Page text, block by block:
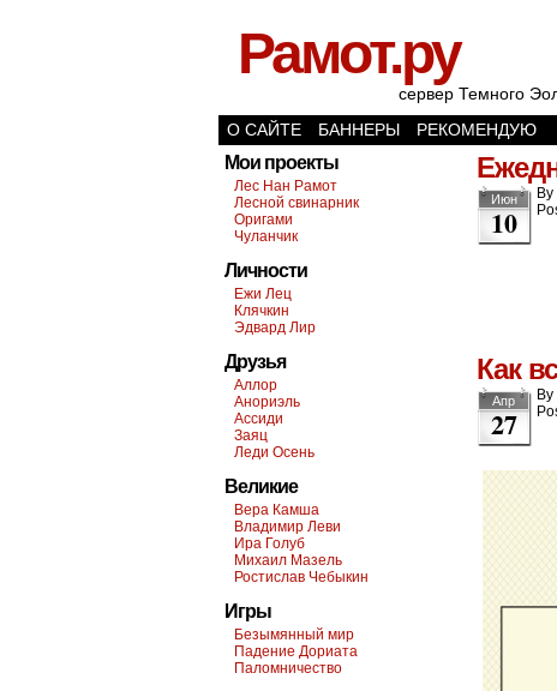
Рамот.ру
сервер Темного
О САЙТЕ
БАННЕРЫ РЕКОМЕНДУЮ
Мои проекты
Лес Нан Рамот
Лесной свинарник
Оригами
Чуланчик
Личности
Ежи Лец
Клячкин
Эдвард Лир
Друзья
Аллор
Анориэль
Ассиди
Заяц
Леди Осень
Великие
Вера Камша
Владимир Леви
Ира Голуб
Михаил Мазель
Ростислав Чебыкин
Игры
Безымянный мир
Падение Дориата
Паломничество
Июн
10
By
Как
Апр
27
By